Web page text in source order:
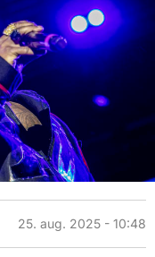
25. aug. 2025 - 10:48